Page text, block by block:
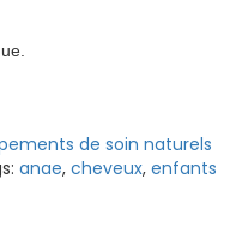
de soin naturels
anae, cheveux, enfants